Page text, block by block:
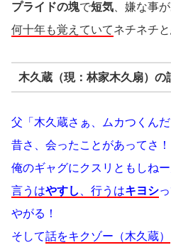
プライドの塊で短気、嫌な事
何十年も覚えていてネチネチと
木久蔵（現：林家木久扇）の
父「木久蔵さぁ、ムカつくんだ
昔さ、会ったことがあってさ！
俺のギャグにクスリともしねー
言うはやすし 、行うはキヨシ
やがる！
そして話をキクゾー（木久蔵）